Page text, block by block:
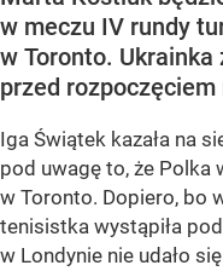
w meczu IV rundy
w Toronto. Ukrainka
przed
Iga Świątek kazała na
pod uwagę to, że Polka
w Toronto. Dopiero, bo
tenisistka wystąpiła
w Londynie nie udało